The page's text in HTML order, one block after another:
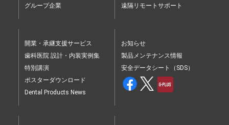
グループ企業
遠隔リモートサポート
開業・承継支援サービス
歯科医院 設計・内装実例集
特別講演
ポスターダウンロード
Dental Products News
お知らせ
製品メンテナンス情報
安全データシート（SDS）